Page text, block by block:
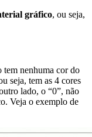
gráfico, ou seja,
nenhuma cor do
seja, tem as 4 cores
lado, o “0”, não
Veja o exemplo de